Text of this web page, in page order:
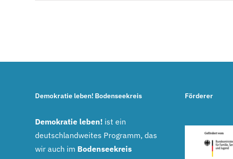
Demokratie leben! Bodenseekreis
Demokratie leben! ist ein
deutschlandweites Programm, das
wir auch im Bodenseekreis
Förderer